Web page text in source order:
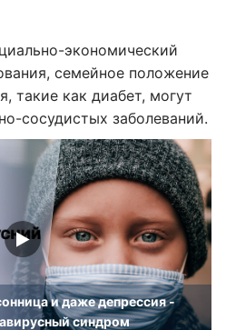
экономический
семейное положение
такие как диабет, могут
сосудистых заболеваний.
и даже депрессия -
синдром